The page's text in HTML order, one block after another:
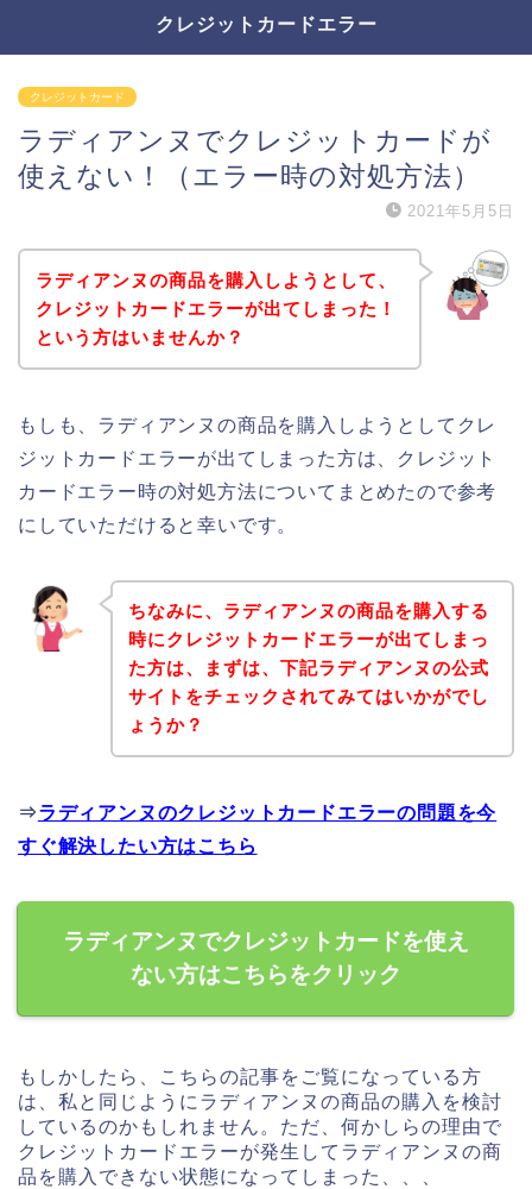
クレジットカードエラー
クレジットカード
ラディアンヌでクレジットカードが
使えない！（エラー時の対処方法）
2021年5月5日
ラディアンヌの商品を購入しようとして、
クレジットカードエラーが出てしまった！
という方はいませんか？
もしも、ラディアンヌの商品を購入しようとしてクレ
ジットカードエラーが出てしまった方は、クレジット
カードエラー時の対処方法についてまとめたので参考
にしていただけると幸いです。
ちなみに、ラディアンヌの商品を購入する
時にクレジットカードエラーが出てしまっ
た方は、まずは、下記ラディアンヌの公式
サイトをチェックされてみてはいかがでし
ょうか？
⇒ラディアンヌのクレジットカードエラーの問題を今
すぐ解決したい方はこちら
ラディアンヌでクレジットカードを使え
ない方はこちらをクリック
もしかしたら、こちらの記事をご覧になっている方
は、私と同じようにラディアンヌの商品の購入を検討
しているのかもしれません。ただ、何かしらの理由で
クレジットカードエラーが発生してラディアンヌの商
品を購入できない状態になってしまった、、、